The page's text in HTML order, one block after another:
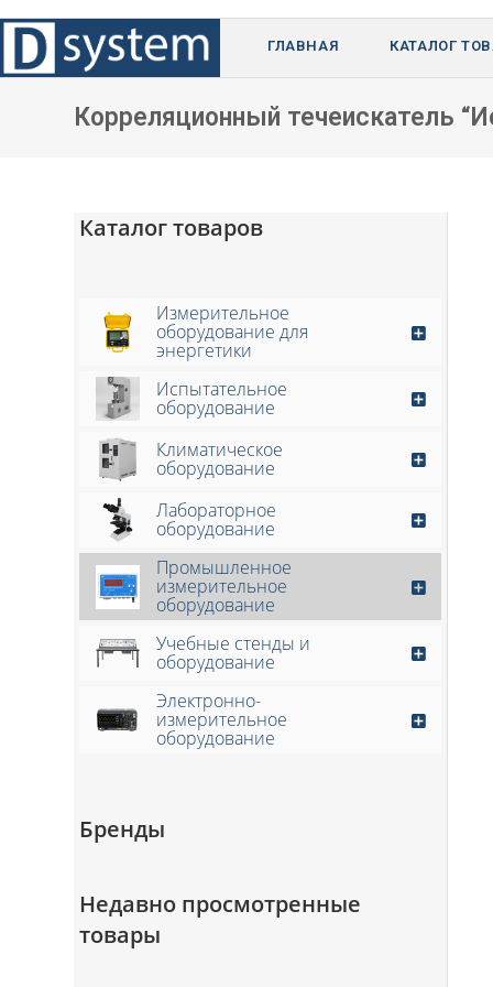
Перейти
содержимому
ГЛАВНАЯ КАТАЛОГ
Корреляционный течеискатель
Каталог товаров
Измерительное
оборудование для
энергетики
Испытательное
оборудование
Климатическое
оборудование
Лабораторное
оборудование
Промышленное
измерительное
оборудование
Учебные стенды и
оборудование
Электронно-
измерительное
оборудование
Бренды
Недавно просмотренные
товары